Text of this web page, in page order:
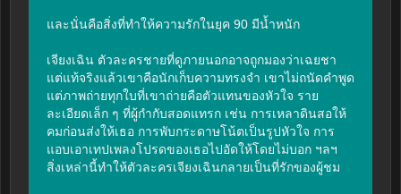
และนั่นคือสิ่งที่ทำให้ความรักในยุค 90 มีน้ำหนัก
เจียงเฉิน ตัวละครชายที่ดูภายนอกอาจถูกมองว่าเฉยชา
แต่แท้จริงแล้วเขาคือนักเก็บความทรงจำ เขาไม่ถนัดคำพูด
แต่ภาพถ่ายทุกใบที่เขาถ่ายคือตัวแทนของหัวใจ ราย
ละเอียดเล็ก ๆ ที่ผู้กำกับสอดแทรก เช่น การเหลาดินสอให้
คมก่อนส่งให้เธอ การพับกระดาษโน้ตเป็นรูปหัวใจ การ
แอบเอาเทปเพลงโปรดของเธอไปอัดให้โดยไม่บอก ฯลฯ
สิ่งเหล่านี้ทำให้ตัวละครเจียงเฉินกลายเป็นที่รักของผู้ชม